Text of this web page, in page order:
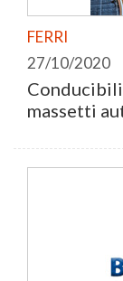
FERRI
27/10/2020
massetti